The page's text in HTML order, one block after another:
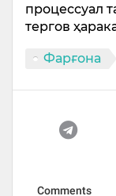
процессуал
тергов
Фарғона